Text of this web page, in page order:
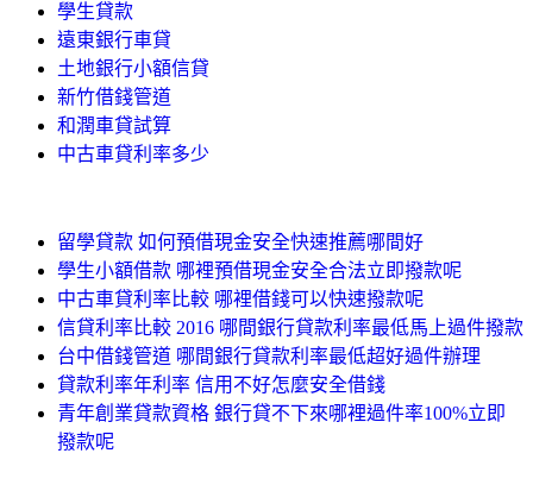
學生貸款
遠東銀行車貸
土地銀行小額信貸
新竹借錢管道
和潤車貸試算
中古車貸利率多少
留學貸款 如何預借現金安全快速推薦哪間好
學生小額借款 哪裡預借現金安全合法立即撥款呢
中古車貸利率比較 哪裡借錢可以快速撥款呢
信貸利率比較 2016 哪間銀行貸款利率最低馬上過件撥款
台中借錢管道 哪間銀行貸款利率最低超好過件辦理
貸款利率年利率 信用不好怎麼安全借錢
青年創業貸款資格 銀行貸不下來哪裡過件率100%立即
撥款呢